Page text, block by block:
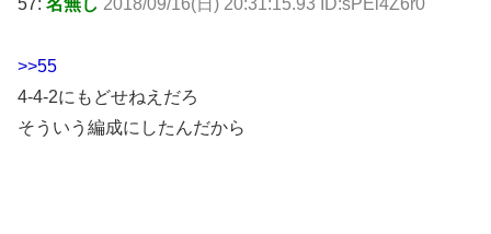
57: 名無し 2018/09/16(日) 20:31:15.93 ID:sPEi4Z6r0
>>55
4-4-2にもどせねえだろ
そういう編成にしたんだから